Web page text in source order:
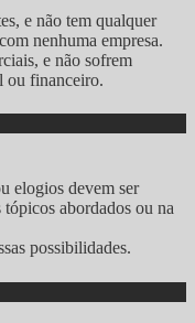
e não tem qualquer
nenhuma empresa.
e não sofrem
ou financeiro.
elogios devem ser
abordados ou na
possibilidades.